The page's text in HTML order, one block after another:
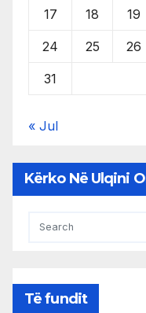
17 18 19
24 25 26
31
« Jul
Kërko Në Ulqini
Të fundit